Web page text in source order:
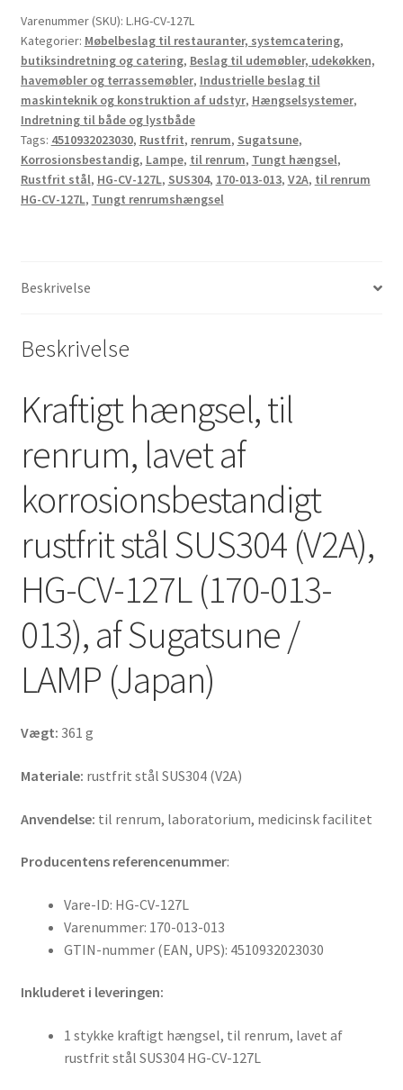
af
korrosionsbestandigt
rustfrit
stål
SUS304
(V2A),
HG-
CV-
127L,
LAMP
antal
Varenummer (SKU): L.HG-CV-127L
Kategorier: Møbelbeslag til restauranter, systemcatering,
butiksindretning og catering, Beslag til udemøbler, udekøkken,
havemøbler og terrassemøbler, Industrielle beslag til
maskinteknik og konstruktion af udstyr, Hængselsystemer,
Indretning til både og lystbåde
Tags: 4510932023030, Rustfrit, renrum, Sugatsune,
Korrosionsbestandig, Lampe, til renrum, Tungt hængsel,
Rustfrit stål, HG-CV-127L, SUS304, 170-013-013, V2A, til renrum
HG-CV-127L, Tungt renrumshængsel
Beskrivelse
Beskrivelse
Kraftigt hængsel, til
renrum, lavet af
korrosionsbestandigt
rustfrit stål SUS304 (V2A),
HG-CV-127L (170-013-
013), af Sugatsune /
LAMP (Japan)
Vægt: 361 g
Materiale: rustfrit stål SUS304 (V2A)
Anvendelse: til renrum, laboratorium, medicinsk facilitet
Producentens referencenummer:
Vare-ID: HG-CV-127L
Varenummer: 170-013-013
GTIN-nummer (EAN, UPS): 4510932023030
Inkluderet i leveringen:
1 stykke kraftigt hængsel, til renrum, lavet af
rustfrit stål SUS304 HG-CV-127L